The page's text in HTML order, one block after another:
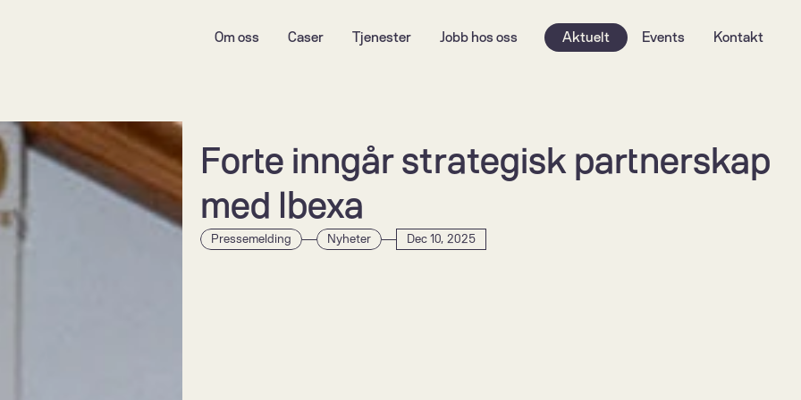
Om oss Caser Tjenester Jobb hos oss Aktuelt Events Kontakt
Forte inngår strategisk partnerskap
med Ibexa
Pressemelding Nyheter Dec 10, 2025